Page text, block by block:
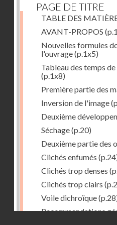
PAGE DE TITRE
TABLE DES
AVANT-PROPOS
Nouvelles formules
l'ouvrage(p.1x5)
Tableau des temps
(p.1x8)
Première partie des
Inversion de l'image
Deuxième
Séchage(p.20)
Deuxième partie des
Clichés enfumés
Clichés trop denses
Clichés trop clairs
Voile dichroïque
Recommandations